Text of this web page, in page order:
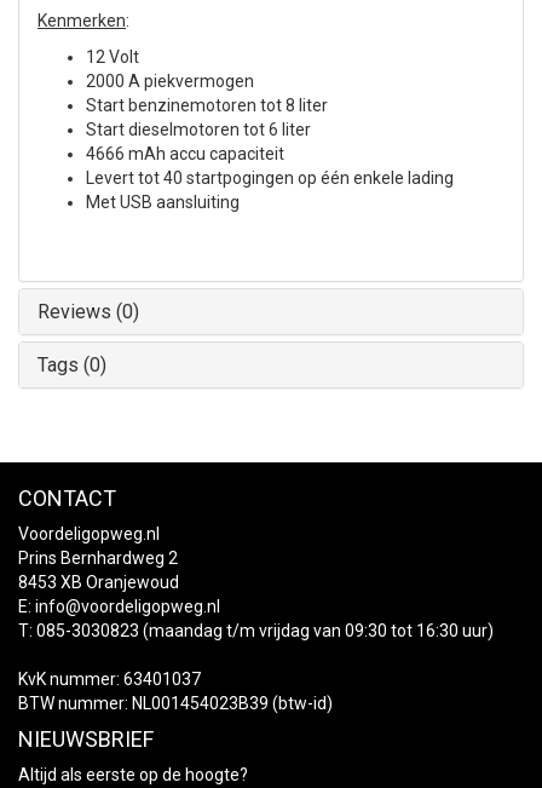
Kenmerken:
12 Volt
2000 A piekvermogen
Start benzinemotoren tot 8 liter
Start dieselmotoren tot 6 liter
4666 mAh accu capaciteit
Levert tot 40 startpogingen op één enkele lading
Met USB aansluiting
Reviews (0)
Tags (0)
CONTACT
Voordeligopweg.nl
Prins Bernhardweg 2
8453 XB Oranjewoud
E: info@voordeligopweg.nl
T: 085-3030823 (maandag t/m vrijdag van 09:30 tot 16:30 uur)
KvK nummer: 63401037
BTW nummer: NL001454023B39 (btw-id)
NIEUWSBRIEF
Altijd als eerste op de hoogte?